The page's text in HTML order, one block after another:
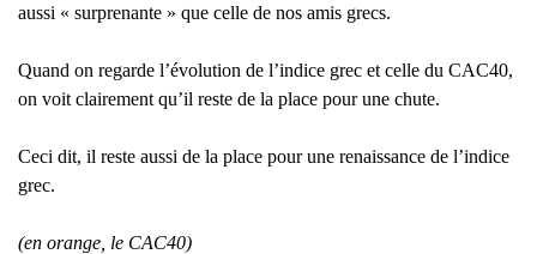
aussi « surprenante » que celle de nos amis grecs.
Quand on regarde l’évolution de l’indice grec et celle du CAC40,
on voit clairement qu’il reste de la place pour une chute.
Ceci dit, il reste aussi de la place pour une renaissance de l’indice
grec.
(en orange, le CAC40)